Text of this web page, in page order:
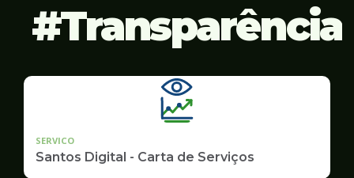
Transparência
SERVICO
Santos Digital - Carta de Serviços